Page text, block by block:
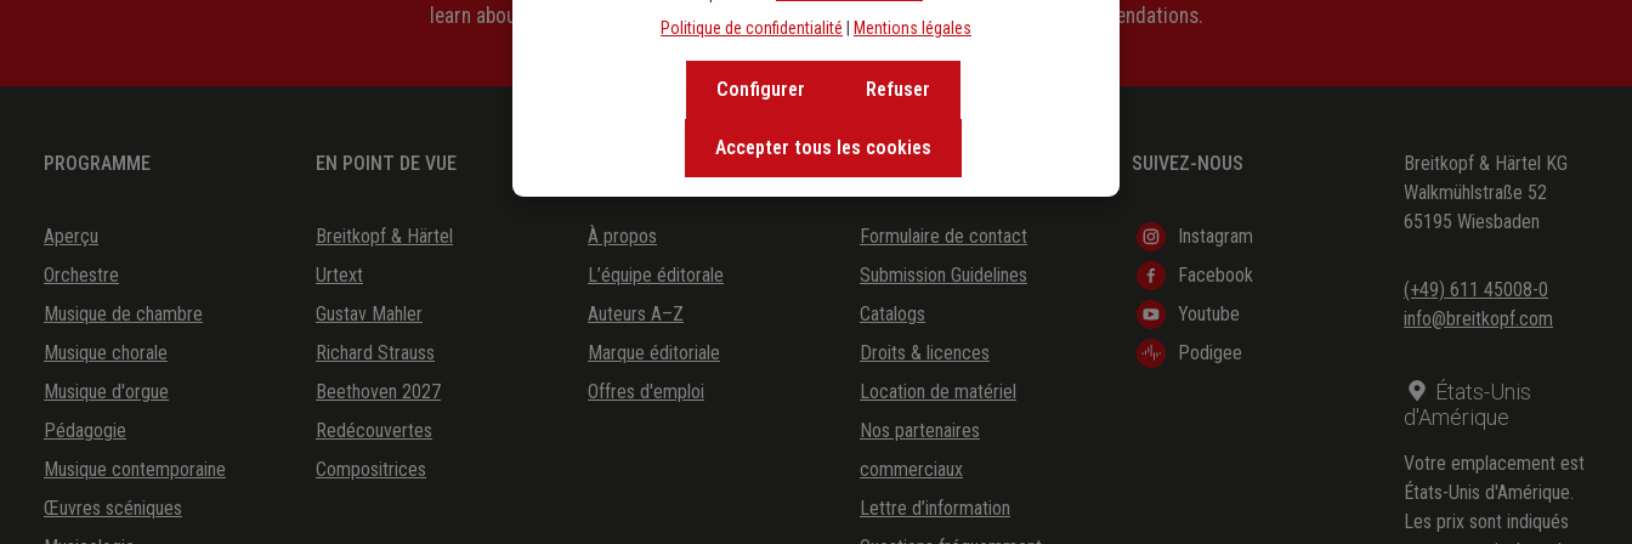
learn about the background of music and become inspired with exclusive recommendations.
PROGRAMME
Aperçu
Orchestre
Musique de chambre
Musique chorale
Musique d'orgue
Pédagogie
Musique contemporaine
Œuvres scéniques
EN POINT DE VUE
Breitkopf & Härtel
Urtext
Gustav Mahler
Richard Strauss
Beethoven 2027
Redécouvertes
Compositrices
LA MAISON D'ÉDITION
À propos
L’équipe éditorale
Auteurs A–Z
Marque éditoriale
Offres d'emploi
Formulaire de contact
Submission Guidelines
Catalogs
Droits & licences
Location de matériel
Nos partenaires
commerciaux
Lettre d’information
SUIVEZ-NOUS
Instagram
Facebook
Youtube
Podigee
Breitkopf & Härtel KG
Walkmühlstraße 52
65195 Wiesbaden
(+49) 611 45008-0
info@breitkopf.com
États-Unis
d'Amérique
Votre emplacement est
États-Unis d'Amérique.
Les prix sont indiqués
Politique de confidentialité
Mentions légales
Refuser
Configurer
Accepter tous les cookies